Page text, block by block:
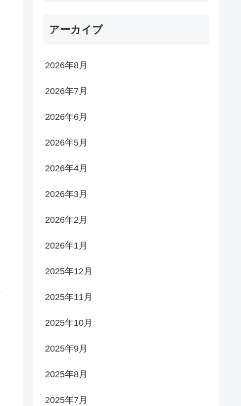
アーカイブ
2026年8月
2026年7月
2026年6月
2026年5月
2026年4月
2026年3月
2026年2月
2026年1月
2025年12月
2025年11月
2025年10月
2025年9月
2025年8月
2025年7月